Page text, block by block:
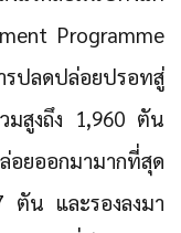
Programme
ปลดปล่อยปรอทสู่
มสูงถึง 1,960 ตัน
ยออกมามากที่สุด
ตัน และรองลงมา